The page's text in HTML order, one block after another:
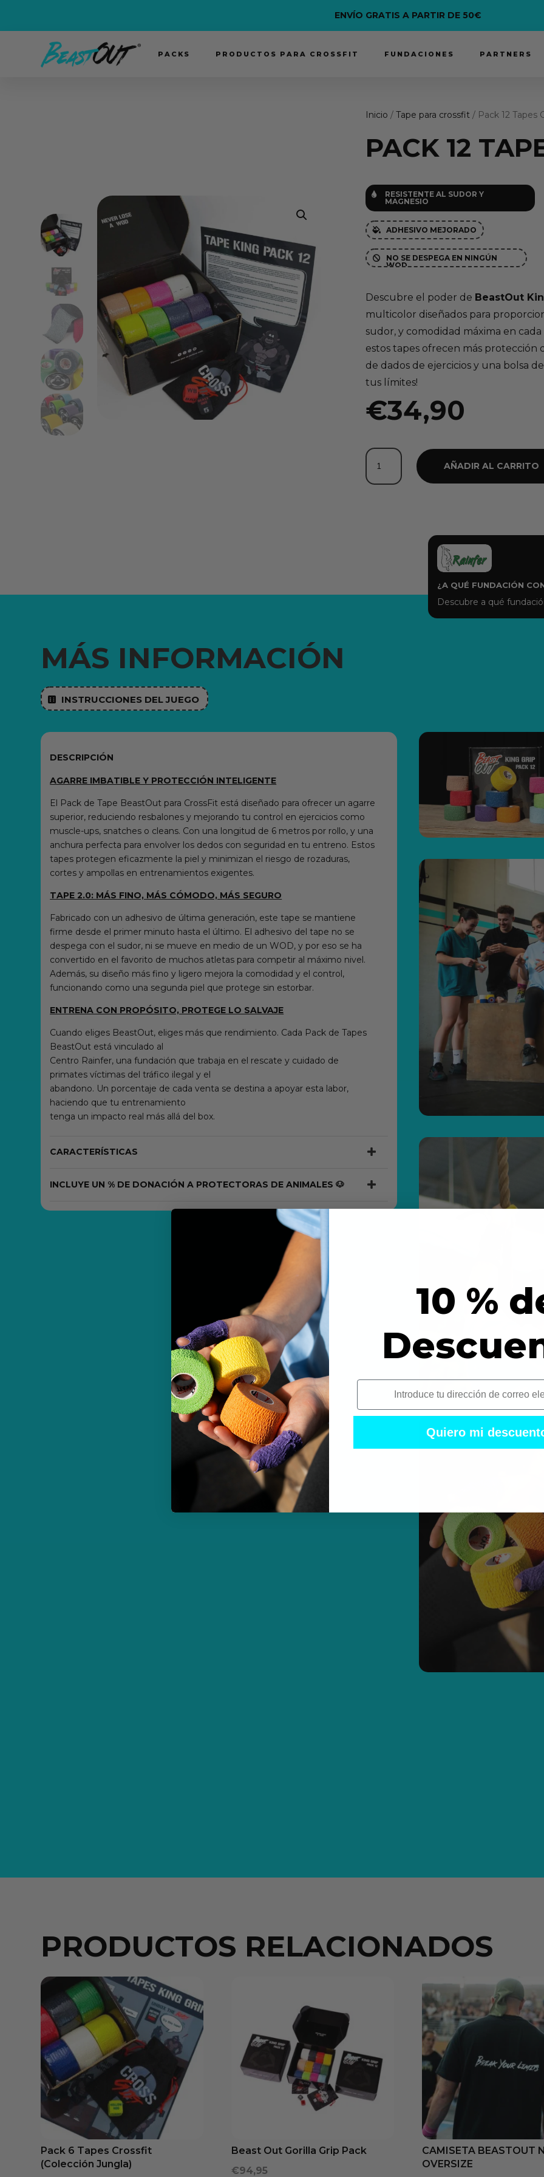
ENVÍO GRATIS A PARTIR DE 50€
PACKS PRODUCTOS PARA CROSSFIT FUNDACIONES PARTNERS
Inicio / Tape para crossfit/ Pack 12 Tapes
PACK 12

RESISTENTE AL SUDOR Y
MAGNESIO
 ADHESIVO MEJORADO

NO SE DESPEGA EN NINGÚN
WOD
Descubre el poder de BeastOut
multicolor diseñados para
sudor, y comodidad máxima en
estos tapes ofrecen más
de dados de ejercicios y una bolsa
tus límites!
€34,90
Pack
Tapes
AÑADIR AL CARRITO
¿A QUÉ FUNDACIÓN
Descubre a qué
MÁS INFORMACIÓN
 INSTRUCCIONES DEL JUEGO
DESCRIPCIÓN
AGARRE IMBATIBLE Y PROTECCIÓN INTELIGENTE
El Pack de Tape BeastOut para CrossFit está diseñado para ofrecer un agarre
superior, reduciendo resbalones y mejorando tu control en ejercicios como
muscle-ups, snatches o cleans. Con una longitud de 6 metros por rollo, y una
anchura perfecta para envolver los dedos con seguridad en tu entreno. Estos
tapes protegen eficazmente la piel y minimizan el riesgo de rozaduras,
cortes y ampollas en entrenamientos exigentes.
TAPE 2.0: MÁS FINO, MÁS CÓMODO, MÁS SEGURO
Fabricado con un adhesivo de última generación, este tape se mantiene
firme desde el primer minuto hasta el último. El adhesivo del tape no se
despega con el sudor, ni se mueve en medio de un WOD, y por eso se ha
convertido en el favorito de muchos atletas para competir al máximo nivel.
Además, su diseño más fino y ligero mejora la comodidad y el control,
funcionando como una segunda piel que protege sin estorbar.
ENTRENA CON PROPÓSITO, PROTEGE LO SALVAJE
Cuando eliges BeastOut, eliges más que rendimiento. Cada Pack de Tapes
BeastOut está vinculado al
Centro Rainfer, una fundación que trabaja en el rescate y cuidado de
primates víctimas del tráfico ilegal y el
abandono. Un porcentaje de cada venta se destina a apoyar esta labor,
haciendo que tu entrenamiento
tenga un impacto real más allá del box.
CARACTERÍSTICAS
INCLUYE UN % DE DONACIÓN A PROTECTORAS DE ANIMALES 🐶
PRODUCTOS RELACIONADOS
Pack 6 Tapes Crossfit
(Colección Jungla)
Beast Out Gorilla Grip Pack
€94,95
CAMISETA BEASTOUT
OVERSIZE
10 %
i
Quiero mi